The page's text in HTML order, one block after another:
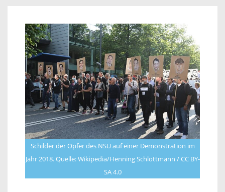
Schilder der Opfer des NSU auf einer Demonstration im
Jahr 2018. Quelle: Wikipedia/Henning Schlottmann / CC BY-
SA 4.0